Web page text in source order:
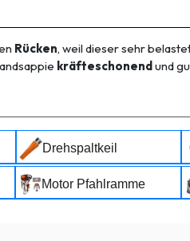
Rücken, weil dieser sehr
kräfteschonend und
Drehspaltkeil
Motor Pfahlramme